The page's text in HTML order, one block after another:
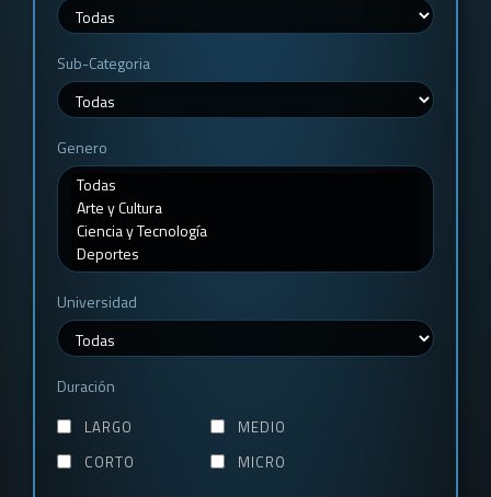
Sub-Categoria
Genero
Universidad
Duración
LARGO
MEDIO
CORTO
MICRO